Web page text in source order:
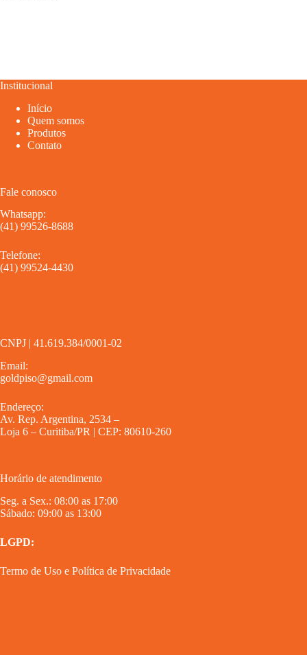
Institucional
Início
Quem somos
Produtos
Contato
Fale conosco
Whatsapp:
(41) 99526-8688
Telefone:
(41) 99524-4430
CNPJ | 41.619.384/0001-02
Email:
goldpiso@gmail.com
Endereço:
Av. Rep. Argentina, 2534 –
Loja 6 – Curitiba/PR | CEP: 80610-260
Horário de atendimento
Seg. a Sex.: 08:00 as 17:00
Sábado: 09:00 as 13:00
LGPD:
Termo de Uso e Política de Privacidade